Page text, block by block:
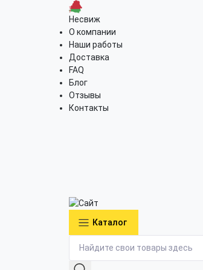
Несвиж
О компании
Наши работы
Доставка
FAQ
Блог
Отзывы
Контакты
Каталог